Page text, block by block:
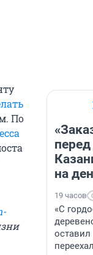
По
на
19 часов
«С